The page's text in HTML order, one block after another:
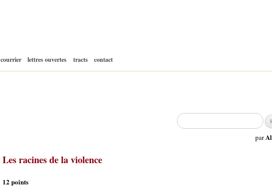
Aller
au
contenu
courrier lettres ouvertes tracts contact
Rechercher :
par
Les racines de la violence
12 points